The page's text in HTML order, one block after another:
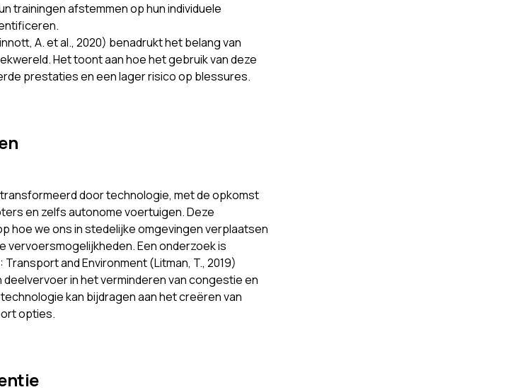
trainingen afstemmen op hun individuele
A. et al., 2020) benadrukt het belang van
Het toont aan hoe het gebruik van deze
prestaties en een lager risico op blessures.
door technologie, met de opkomst
en zelfs autonome voertuigen. Deze
hoe we ons in stedelijke omgevingen verplaatsen
vervoersmogelijkheden. Een onderzoek is
and Environment (Litman, T., 2019)
in het verminderen van congestie en
kan bijdragen aan het creëren van
opties.